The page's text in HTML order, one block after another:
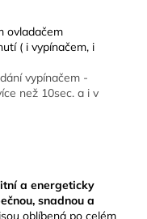
ovladačem
( i vypínačem, i
vypínačem -
než 10sec. a i v
a energeticky
snadnou a